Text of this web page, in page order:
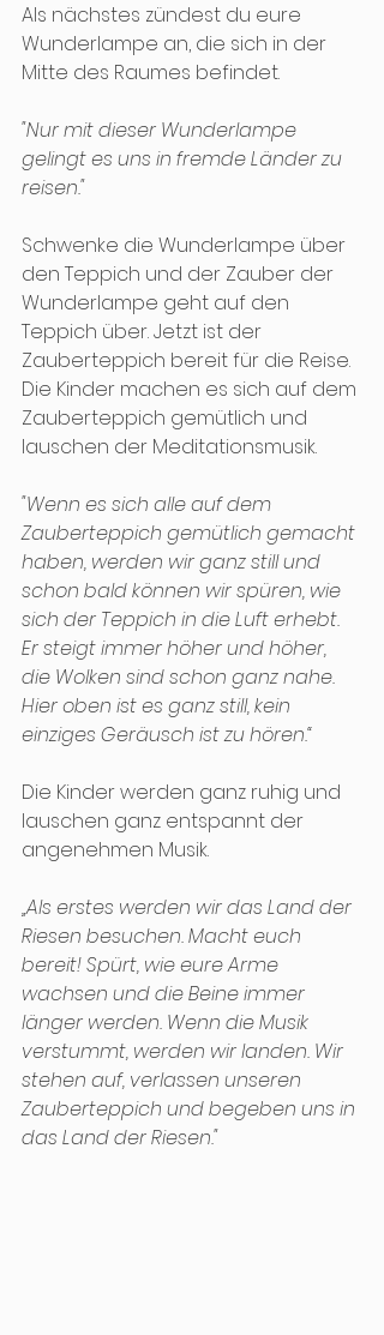
Als nächstes zündest du eure
Wunderlampe an, die sich in der
Mitte des Raumes befindet.
"Nur mit dieser Wunderlampe
gelingt es uns in fremde Länder zu
reisen."
Schwenke die Wunderlampe über
den Teppich und der Zauber der
Wunderlampe geht auf den
Teppich über. Jetzt ist der
Zauberteppich bereit für die Reise.
Die Kinder machen es sich auf dem
Zauberteppich gemütlich und
lauschen der Meditationsmusik.
"Wenn es sich alle auf dem
Zauberteppich gemütlich gemacht
haben, werden wir ganz still und
schon bald können wir spüren, wie
sich der Teppich in die Luft erhebt.
Er steigt immer höher und höher,
die Wolken sind schon ganz nahe.
Hier oben ist es ganz still, kein
einziges Geräusch ist zu hören.“
Die Kinder werden ganz ruhig und
lauschen ganz entspannt der
angenehmen Musik.
„Als erstes werden wir das Land der
Riesen besuchen. Macht euch
bereit! Spürt, wie eure Arme
wachsen und die Beine immer
länger werden. Wenn die Musik
verstummt, werden wir landen. Wir
stehen auf, verlassen unseren
Zauberteppich und begeben uns in
das Land der Riesen."